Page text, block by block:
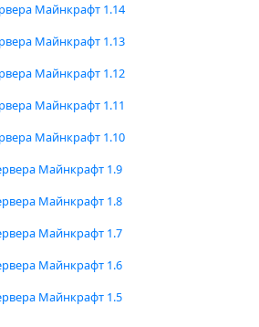
Майнкрафт 1.14
Майнкрафт 1.13
Майнкрафт 1.12
Майнкрафт 1.11
Майнкрафт 1.10
Майнкрафт 1.9
Майнкрафт 1.8
Майнкрафт 1.7
Майнкрафт 1.6
Майнкрафт 1.5